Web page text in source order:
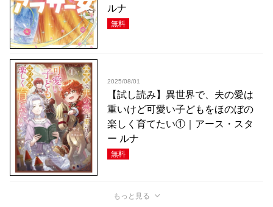
ルナ
無料
2025/08/01
【試し読み】異世界で、夫の愛は
重いけど可愛い子どもをほのぼの
楽しく育てたい①｜アース・スタ
ー ルナ
無料
もっと見る